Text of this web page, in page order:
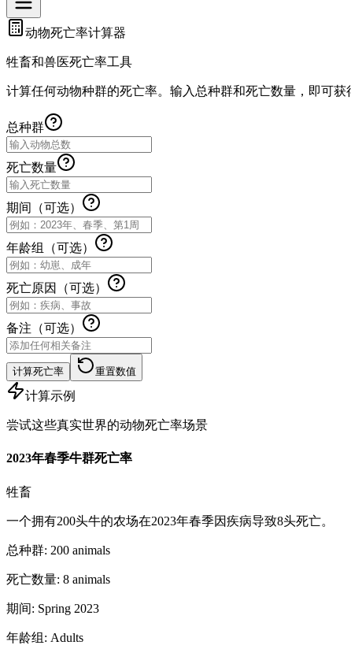
动物死亡率计算器
牲畜和兽医死亡率工具
计算任何动物种群的死亡率。输入总种群和死亡数量，即可
总种群
死亡数量
期间（可选）
年龄组（可选）
死亡原因（可选）
备注（可选）
计算死亡率 重置数值
计算示例
尝试这些真实世界的动物死亡率场景
2023年春季牛群死亡率
牲畜
一个拥有200头牛的农场在2023年春季因疾病导致8头死亡。
总种群: 200 animals
死亡数量: 8 animals
期间: Spring 2023
年龄组 : Adults